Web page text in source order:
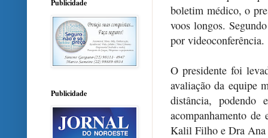
boletim médico, o
voos longos.
por videoconferência.
O presidente foi
avaliação da equipe
distância, podendo
acompanhamento
Kalil Filho e Dra
Publicidade
Publicidade